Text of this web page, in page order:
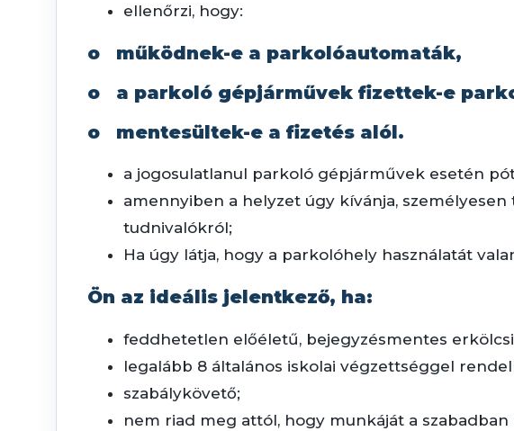
ellenőrzi, hogy:
o működnek-e a parkolóautomaták,
o a parkoló gépjárművek fizettek-e
o mentesültek-e a fizetés alól.
a jogosulatlanul parkoló gépjárművek esetén
amennyiben a helyzet úgy kívánja,
tudnivalókról;
Ha úgy látja, hogy a parkolóhely használatát
Ön az ideális jelentkező, ha:
feddhetetlen előéletű, bejegyzésmentes
legalább 8 általános iskolai végzettséggel
szabálykövető;
nem riad meg attól, hogy munkáját a